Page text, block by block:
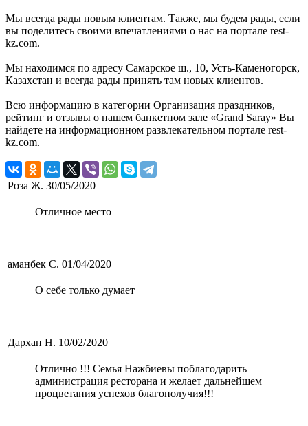
Мы всегда рады новым клиентам. Также, мы будем рады, если
вы поделитесь своими впечатлениями о нас на портале rest-
kz.com.
Мы находимся по адресу Самарское ш., 10, Усть-Каменогорск,
Казахстан и всегда рады принять там новых клиентов.
Всю информацию в категории Организация праздников,
рейтинг и отзывы о нашем банкетном зале «Grand Saray» Вы
найдете на информационном развлекательном портале rest-
kz.com.
Роза Ж. 30/05/2020
Отличное место
аманбек С. 01/04/2020
О себе только думает
Дархан Н. 10/02/2020
Отлично !!! Семья Нажбиевы поблагодарить
администрация ресторана и желает дальнейшем
процветания успехов благополучия!!!